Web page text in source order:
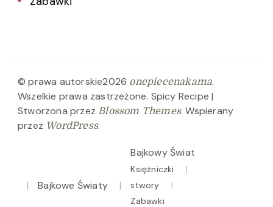
© prawa autorskie2026 onepiecenakama.
Wszelkie prawa zastrzeżone. Spicy Recipe |
Stworzona przez Blossom Themes. Wspierany
przez WordPress.
Bajkowe Światy
Bajkowy Świat
Księżniczki
stwory
Zabawki